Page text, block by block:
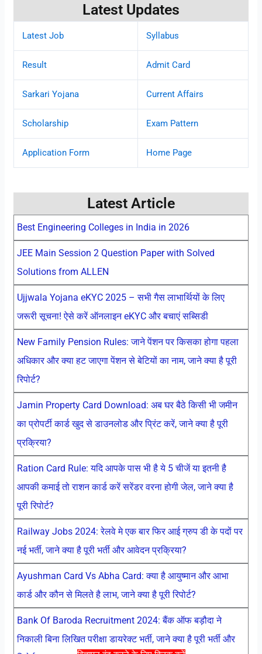
Latest Updates
Latest Job Syllabus
Result Admit Card
Sarkari Yojana Current Affairs
Scholarship Exam Pattern
Application Form Home Page
Latest Article
Best Engineering Colleges in India in 2026
JEE Main Session 2 Question Paper with Solved
Solutions from ALLEN
Ujjwala Yojana eKYC 2025 – सभी गैस लाभार्थियों के लिए
जरूरी सूचना! ऐसे करें ऑनलाइन eKYC और बचाएं सब्सिडी
New Family Pension Rules: जाने पेंशन पर किसका होगा पहला
अधिकार और क्या हट जाएगा पेंशन से बेटियों का नाम, जाने क्या है पूरी
रिपोर्ट?
Jamin Property Card Download: अब घर बैठे किसी भी जमीन
का प्रोपर्टी कार्ड खुद से डाउनलोड और प्रिंट करें, जाने क्या है पूरी
प्रक्रिया?
Ration Card Rule: यदि आपके पास भी है ये 5 चीजें या इतनी है
आपकी कमाई तो राशन कार्ड करें सरेंडर वरना होगी जेल, जाने क्या है
पूरी रिपोर्ट?
Railway Jobs 2024: रेलवे मे एक बार फिर आई ग्रुप डी के पदों पर
नई भर्ती, जाने क्या है पूरी भर्ती और आवेदन प्रक्रिया?
Ayushman Card Vs Abha Card: क्या है आयुष्मान और आभा
कार्ड और कौन से मिलते है लाभ, जाने क्या है पूरी रिपोर्ट?
Bank Of Baroda Recruitment 2024: बैंक ऑफ बड़ौदा ने
निकाली बिना लिखित परीक्षा डायरेक्ट भर्ती, जाने क्या है पूरी भर्ती और